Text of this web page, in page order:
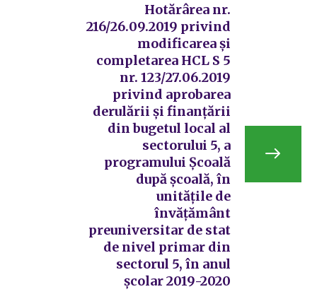
Hotărârea nr.
216/26.09.2019 privind
modificarea și
completarea HCL S 5
nr. 123/27.06.2019
privind aprobarea
derulării și finanțării
din bugetul local al
sectorului 5, a
programului Școală
după școală, în
unitățile de
învățământ
preuniversitar de stat
de nivel primar din
sectorul 5, în anul
școlar 2019-2020